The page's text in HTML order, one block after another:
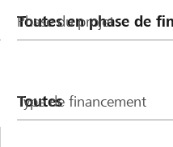
Phase du projet
Type de financement